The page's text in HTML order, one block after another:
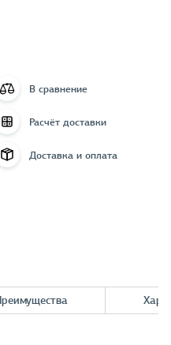
В сравнение
Расчёт доставки
Доставка и оплата